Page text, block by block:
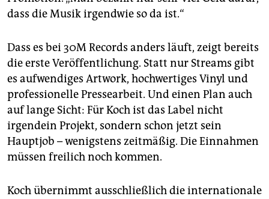
dass die Musik irgendwie so da ist.“
Dass es bei 30M Records anders läuft, zeigt bereits
die erste Veröffentlichung. Statt nur Streams gibt
es aufwendiges Artwork, hochwertiges Vinyl und
professionelle Pressearbeit. Und einen Plan auch
auf lange Sicht: Für Koch ist das Label nicht
irgendein Projekt, sondern schon jetzt sein
Hauptjob – wenigstens zeitmäßig. Die Einnahmen
müssen freilich noch kommen.
Koch übernimmt ausschließlich die internationale